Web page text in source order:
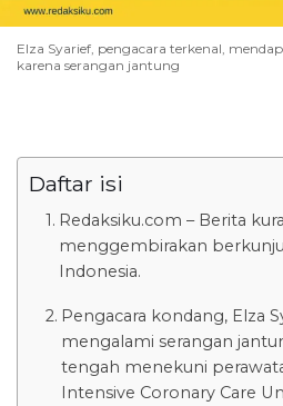
Elza Syarief, pengacara terkenal,
karena serangan jantung
Daftar isi
Redaksiku.com – Berita
menggembirakan
Indonesia.
Pengacara kondang, Elza
mengalami serangan
tengah menekuni
Intensive Coronary Care